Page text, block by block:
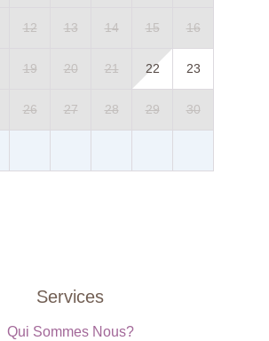
12 13 14 15 16
19 20 21 22 23
26 27 28 29 30
Services
Qui Sommes Nous?